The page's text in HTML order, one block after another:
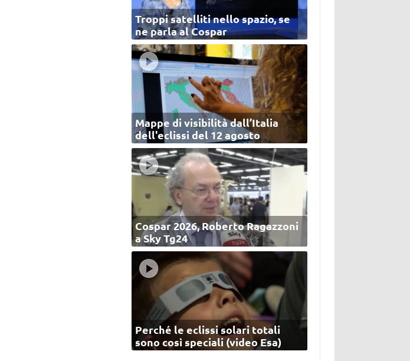
Troppi satelliti nello spazio, se
ne parla al Cospar
Mappe di visibilità dall’Italia
dell'eclissi del 12 agosto
Cospar 2026, Roberto Ragazzoni
a Sky Tg24
Perché le eclissi solari totali
sono così speciali (video Esa)